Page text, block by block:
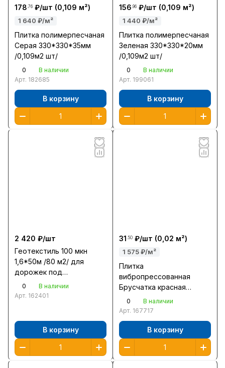
178.76 ₽/шт (0,109 м²)
1 640 ₽/м²
Плитка полимерпесчаная
Серая 330*330*35мм
/0,109м2 шт/
0
В наличии
Арт. 182685
В корзину
156.96 ₽/шт (0,109 м²)
1 440 ₽/м²
Плитка полимерпесчаная
Зеленая 330*330*20мм
/0,109м2 шт/
0
В наличии
Арт. 199061
В корзину
2 420 ₽/шт
Геотекстиль 100 мкн
1,6*50м /80 м2/ для
дорожек под
тротуарную плитку
0
В наличии
Арт. 162401
В корзину
31.50 ₽/шт (0,02 м²)
1 575 ₽/м²
Плитка
вибропрессованная
Брусчатка красная
200*100*60мм /0,02м2
шт/Тула
0
В наличии
Арт. 167717
В корзину